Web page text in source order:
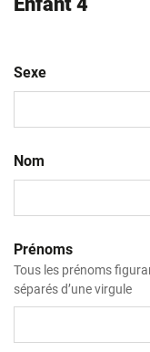
Sexe
Nom
Prénoms
Tous les prénoms
séparés d’une virgule